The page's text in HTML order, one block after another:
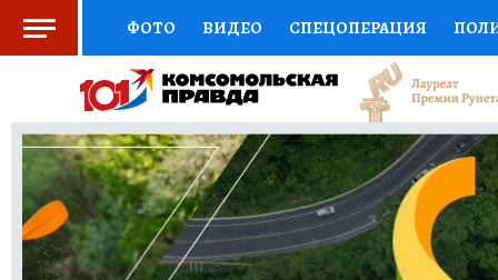
ФОТО ВИДЕО СПЕЦОПЕРАЦИЯ
СОЦПОДДЕРЖКА НАУКА СПОРТ
ВЫБОР ЭКСПЕРТОВ ДОКТОР
КНИЖНАЯ ПОЛКА ПРОГНОЗЫ НА СПОРТ
ПРЕСС-ЦЕНТР НЕДВИЖИМОСТЬ